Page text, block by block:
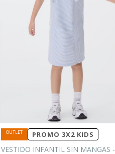
PROMO 3X2 KIDS
VESTIDO INFANTIL SIN MANGAS -